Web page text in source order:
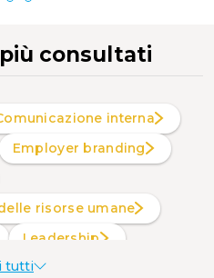
consultati
Comunicazione interna
Employer branding
risorse umane
Leadership
tutti